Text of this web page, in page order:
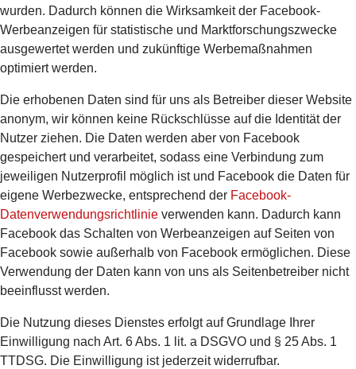
wurden. Dadurch können die Wirksamkeit der Facebook-
Werbeanzeigen für statistische und Marktforschungszwecke
ausgewertet werden und zukünftige Werbemaßnahmen
optimiert werden.
Die erhobenen Daten sind für uns als Betreiber dieser Website
anonym, wir können keine Rückschlüsse auf die Identität der
Nutzer ziehen. Die Daten werden aber von Facebook
gespeichert und verarbeitet, sodass eine Verbindung zum
jeweiligen Nutzerprofil möglich ist und Facebook die Daten für
eigene Werbezwecke, entsprechend der Facebook-
Datenverwendungsrichtlinie verwenden kann. Dadurch kann
Facebook das Schalten von Werbeanzeigen auf Seiten von
Facebook sowie außerhalb von Facebook ermöglichen. Diese
Verwendung der Daten kann von uns als Seitenbetreiber nicht
beeinflusst werden.
Die Nutzung dieses Dienstes erfolgt auf Grundlage Ihrer
Einwilligung nach Art. 6 Abs. 1 lit. a DSGVO und § 25 Abs. 1
TTDSG. Die Einwilligung ist jederzeit widerrufbar.